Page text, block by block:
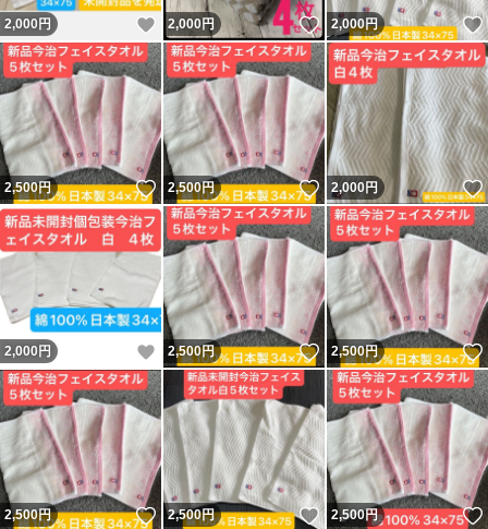
2,000 円 いいね！
2,000円 いいね！
2,000円
2,500円 いいね！
2,500円 いいね！
2,000円
2,000 円 いいね！
2,500円 いいね！
2,500円
2,500円 いいね！
2,500円 いいね！
2,500円